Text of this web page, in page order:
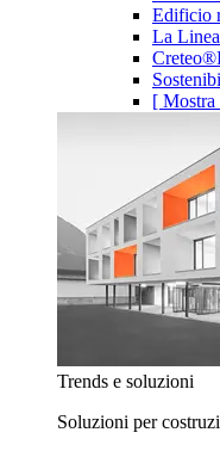
Edificio
La
[
Trends e soluzioni
Soluzioni per